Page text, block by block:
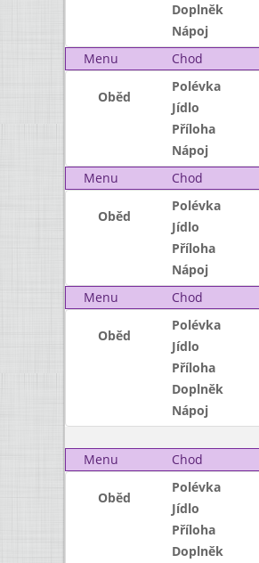
Doplněk
Nápoj
Menu
Chod
Oběd
Polévka
Jídlo
Příloha
Nápoj
Menu
Chod
Oběd
Polévka
Jídlo
Příloha
Nápoj
Menu
Chod
Oběd
Polévka
Jídlo
Příloha
Doplněk
Nápoj
Menu
Chod
Oběd
Polévka
Jídlo
Příloha
Doplněk